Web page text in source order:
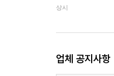
상시
업체 공지사항